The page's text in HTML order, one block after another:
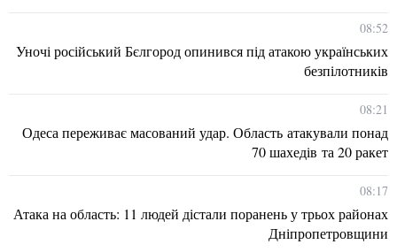
08:52
Уночі російський Бєлгород опинився під атакою українських
безпілотників
08:21
Одеса переживає масований удар. Область атакували понад
70 шахедів та 20 ракет
08:17
Атака на область: 11 людей дістали поранень у трьох районах
Дніпропетровщини